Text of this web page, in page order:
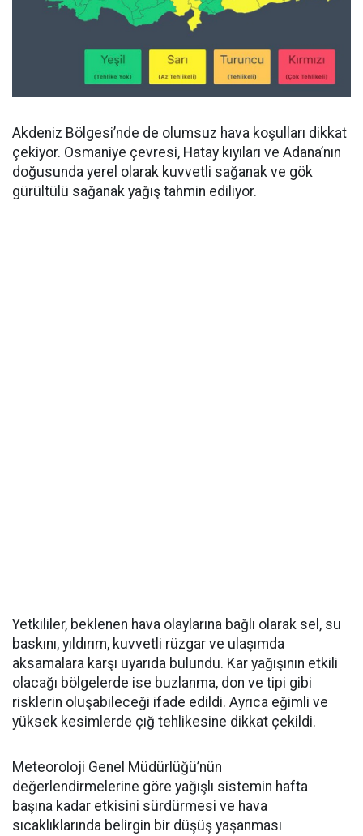
Akdeniz Bölgesi’nde de olumsuz hava koşulları dikkat
çekiyor. Osmaniye çevresi, Hatay kıyıları ve Adana’nın
doğusunda yerel olarak kuvvetli sağanak ve gök
gürültülü sağanak yağış tahmin ediliyor.
Yetkililer, beklenen hava olaylarına bağlı olarak sel, su
baskını, yıldırım, kuvvetli rüzgar ve ulaşımda
aksamalara karşı uyarıda bulundu. Kar yağışının etkili
olacağı bölgelerde ise buzlanma, don ve tipi gibi
risklerin oluşabileceği ifade edildi. Ayrıca eğimli ve
yüksek kesimlerde çığ tehlikesine dikkat çekildi.
Meteoroloji Genel Müdürlüğü’nün
değerlendirmelerine göre yağışlı sistemin hafta
başına kadar etkisini sürdürmesi ve hava
sıcaklıklarında belirgin bir düşüş yaşanması